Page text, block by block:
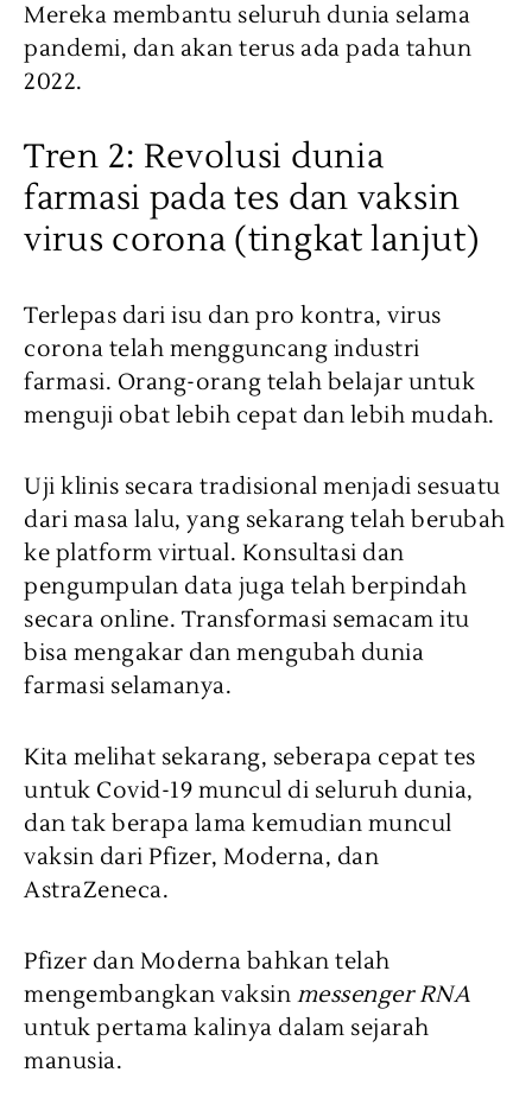
Mereka membantu seluruh dunia selama
pandemi, dan akan terus ada pada tahun
2022.
Tren 2: Revolusi dunia
farmasi pada tes dan vaksin
virus corona (tingkat lanjut)
Terlepas dari isu dan pro kontra, virus
corona telah mengguncang industri
farmasi. Orang-orang telah belajar untuk
menguji obat lebih cepat dan lebih mudah.
Uji klinis secara tradisional menjadi sesuatu
dari masa lalu, yang sekarang telah berubah
ke platform virtual. Konsultasi dan
pengumpulan data juga telah berpindah
secara online. Transformasi semacam itu
bisa mengakar dan mengubah dunia
farmasi selamanya.
Kita melihat sekarang, seberapa cepat tes
untuk Covid-19 muncul di seluruh dunia,
dan tak berapa lama kemudian muncul
vaksin dari Pfizer, Moderna, dan
AstraZeneca.
Pfizer dan Moderna bahkan telah
mengembangkan vaksin messenger RNA
untuk pertama kalinya dalam sejarah
manusia.